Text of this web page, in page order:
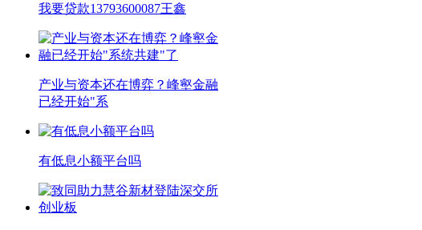
我要贷款13793600087王鑫
产业与资本还在博弈？峰壑金融
已经开始"系
有低息小额平台吗